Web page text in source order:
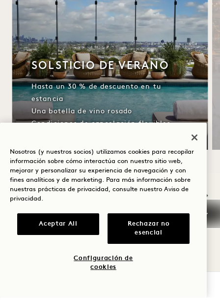
SOLSTICIO DE VERANO
Hasta un 30 % de descuento en tu
estancia
Una botella de vino rosado
Condiciones de cancelación flexibles
NaN / 11
OTRAS HABITACIONES QUE
LE PUEDEN GUSTAR
Nosotros (y nuestros socios) utilizamos cookies para recopilar
información sobre cómo interactúa con nuestro sitio web,
mejorar y personalizar su experiencia de navegación y con
fines analíticos y de marketing. Para más información sobre
nuestras prácticas de privacidad, consulte nuestro Aviso de
privacidad .
Aceptar All
Rechazar no
esencial
Configuración de
cookies